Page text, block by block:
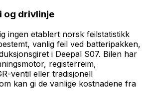
og drivlinje
ingen etablert norsk feilstatistikk
vanlig feil ved batteripakken,
i Deepal S07. Bilen har
registerreim,
ventil eller tradisjonell
kan gi de vanlige kostnadene fra